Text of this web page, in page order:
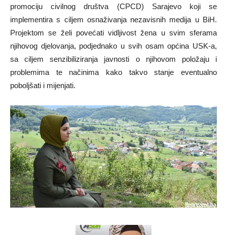
promociju civilnog društva (CPCD) Sarajevo koji se
implementira s ciljem osnaživanja nezavisnih medija u BiH.
Projektom se želi povećati vidljivost žena u svim sferama
njihovog djelovanja, podjednako u svih osam općina USK-a,
sa ciljem senzibiliziranja javnosti o njihovom položaju i
problemima te načinima kako takvo stanje eventualno
poboljšati i mijenjati.